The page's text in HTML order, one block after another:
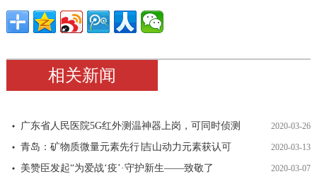
相关新闻
广东省人民医院5G红外测温神器上岗，可同时侦测 2020-03-26
青岛：矿物质微量元素先行∣吉山动力元素获认可 2020-03-13
美赞臣发起“为爱战‘疫’·守护新生——致敬了 2020-03-07